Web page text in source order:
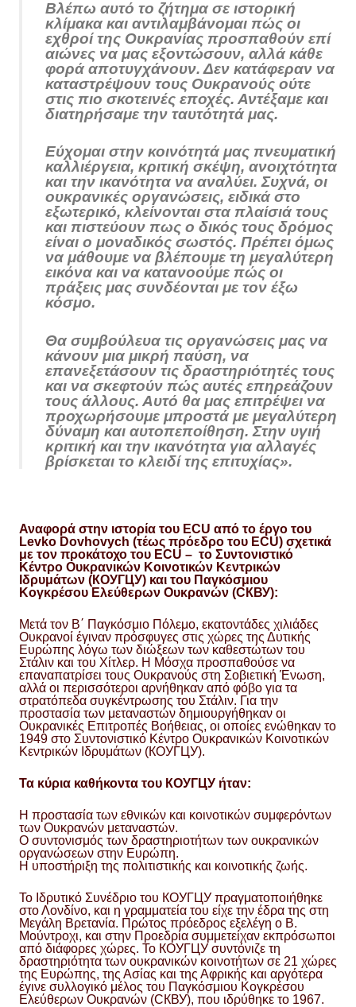
Βλέπω αυτό το ζήτημα σε ιστορική
κλίμακα και αντιλαμβάνομαι πώς οι
εχθροί της Ουκρανίας προσπαθούν επί
αιώνες να μας εξοντώσουν, αλλά κάθε
φορά αποτυγχάνουν. Δεν κατάφεραν να
καταστρέψουν τους Ουκρανούς ούτε
στις πιο σκοτεινές εποχές. Αντέξαμε και
διατηρήσαμε την ταυτότητά μας.
Εύχομαι στην κοινότητά μας πνευματική
καλλιέργεια, κριτική σκέψη, ανοιχτότητα
και την ικανότητα να αναλύει. Συχνά, οι
ουκρανικές οργανώσεις, ειδικά στο
εξωτερικό, κλείνονται στα πλαίσιά τους
και πιστεύουν πως ο δικός τους δρόμος
είναι ο μοναδικός σωστός. Πρέπει όμως
να μάθουμε να βλέπουμε τη μεγαλύτερη
εικόνα και να κατανοούμε πώς οι
πράξεις μας συνδέονται με τον έξω
κόσμο.
Θα συμβούλευα τις οργανώσεις μας να
κάνουν μια μικρή παύση, να
επανεξετάσουν τις δραστηριότητές τους
και να σκεφτούν πώς αυτές επηρεάζουν
τους άλλους. Αυτό θα μας επιτρέψει να
προχωρήσουμε μπροστά με μεγαλύτερη
δύναμη και αυτοπεποίθηση. Στην υγιή
κριτική και την ικανότητα για αλλαγές
βρίσκεται το κλειδί της επιτυχίας».
Αναφορά στην ιστορία του ECU από το έργο του
Levko Dovhovych (τέως πρόεδρο του ECU) σχετικά
με τον προκάτοχο του ECU – το Συντονιστικό
Κέντρο Ουκρανικών Κοινοτικών Κεντρικών
Ιδρυμάτων (КОУГЦУ) και του Παγκόσμιου
Κογκρέσου Ελεύθερων Ουκρανών (СКВУ):
Μετά τον Β΄ Παγκόσμιο Πόλεμο, εκατοντάδες χιλιάδες
Ουκρανοί έγιναν πρόσφυγες στις χώρες της Δυτικής
Ευρώπης λόγω των διώξεων των καθεστώτων του
Στάλιν και του Χίτλερ. Η Μόσχα προσπαθούσε να
επαναπατρίσει τους Ουκρανούς στη Σοβιετική Ένωση,
αλλά οι περισσότεροι αρνήθηκαν από φόβο για τα
στρατόπεδα συγκέντρωσης του Στάλιν. Για την
προστασία των μεταναστών δημιουργήθηκαν οι
Ουκρανικές Επιτροπές Βοήθειας, οι οποίες ενώθηκαν το
1949 στο Συντονιστικό Κέντρο Ουκρανικών Κοινοτικών
Κεντρικών Ιδρυμάτων (КОУГЦУ).
Τα κύρια καθήκοντα του КОУГЦУ ήταν:
Η προστασία των εθνικών και κοινοτικών συμφερόντων
των Ουκρανών μεταναστών.
Ο συντονισμός των δραστηριοτήτων των ουκρανικών
οργανώσεων στην Ευρώπη.
Η υποστήριξη της πολιτιστικής και κοινοτικής ζωής.
Το Ιδρυτικό Συνέδριο του КОУГЦУ πραγματοποιήθηκε
στο Λονδίνο, και η γραμματεία του είχε την έδρα της στη
Μεγάλη Βρετανία. Πρώτος πρόεδρος εξελέγη ο Β.
Μούντροχι, και στην Προεδρία συμμετείχαν εκπρόσωποι
από διάφορες χώρες. Το КОУГЦУ συντόνιζε τη
δραστηριότητα των ουκρανικών κοινοτήτων σε 21 χώρες
της Ευρώπης, της Ασίας και της Αφρικής και αργότερα
έγινε συλλογικό μέλος του Παγκόσμιου Κογκρέσου
Ελεύθερων Ουκρανών (СКВУ), που ιδρύθηκε το 1967.